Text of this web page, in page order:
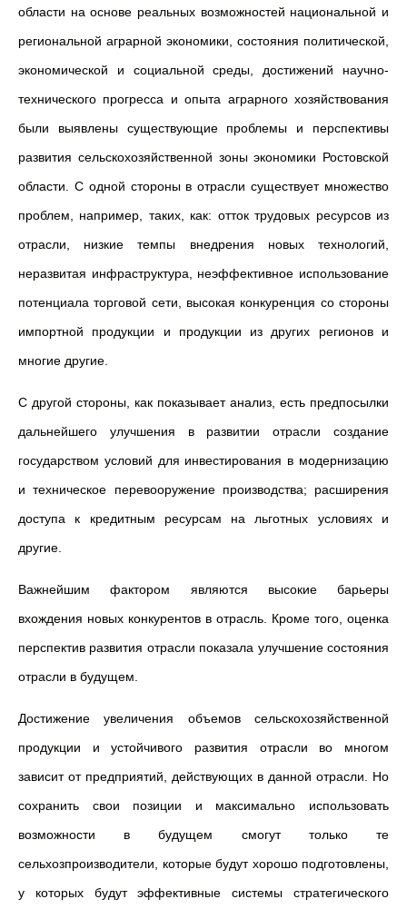
области на основе реальных возможностей национальной и
региональной аграрной экономики, состояния политической,
экономической и социальной среды, достижений научно-
технического прогресса и опыта аграрного хозяйствования
были выявлены существующие проблемы и перспективы
развития сельскохозяйственной зоны экономики Ростовской
области. С одной стороны в отрасли существует множество
проблем, например, таких, как: отток трудовых ресурсов из
отрасли, низкие темпы внедрения новых технологий,
неразвитая инфраструктура, неэффективное использование
потенциала торговой сети, высокая конкуренция со стороны
импортной продукции и продукции из других регионов и
многие другие.
С другой стороны, как показывает анализ, есть предпосылки
дальнейшего улучшения в развитии отрасли создание
государством условий для инвестирования в модернизацию
и техническое перевооружение производства; расширения
доступа к кредитным ресурсам на льготных условиях и
другие.
Важнейшим фактором являются высокие барьеры
вхождения новых конкурентов в отрасль. Кроме того, оценка
перспектив развития отрасли показала улучшение состояния
отрасли в будущем.
Достижение увеличения объемов сельскохозяйственной
продукции и устойчивого развития отрасли во многом
зависит от предприятий, действующих в данной отрасли. Но
сохранить свои позиции и максимально использовать
возможности в будущем смогут только те
сельхозпроизводители, которые будут хорошо подготовлены,
у которых будут эффективные системы стратегического